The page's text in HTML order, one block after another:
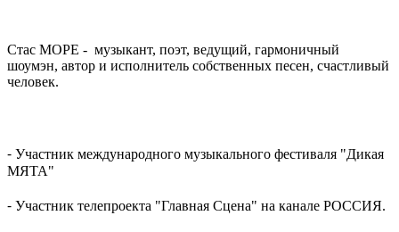
Стас МОРЕ - музыкант, поэт, ведущий, гармоничный
шоумэн, автор и исполнитель собственных песен, счастливый
человек.
⁃ Участник международного музыкального фестиваля "Дикая
МЯТА"
⁃ Участник телепроекта "Главная Сцена" на канале РОССИЯ.